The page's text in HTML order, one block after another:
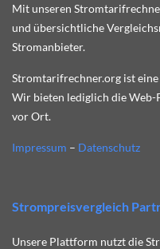
Mit unseren
und übersichtliche
Stromanbieter.
Stromtarifrechner.org ist
Wir bieten lediglich die
vor Ort.
Impressum – Datenschutz
Strompreisvergleich
Unsere Plattform nutzt die